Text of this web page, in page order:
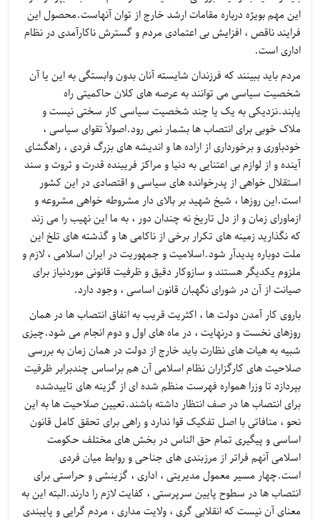
این مهم بویژه درباره مقامات ارشد خارج از توان آنهاست.محصول این
فرایند ناقص ، افزایش بی اعتمادی مردم و گسترش ناکارآمدی در نظام
اداری است.
مردم باید ببینند که فرزندان شایسته آنان بدون وابستگی به این یا آن
شخصیت سیاسی می توانند به عرصه های کلان حاکمیتی راه
یابند.نزدیکی به یک یا چند شخصیت سیاسی کار سختی نیست و
ملاک خوبی برای انتصاب ها بشمار نمی رود.اصولاً تقوای سیاسی ،
خودباوری و برخورداری از اراده ها و اندیشه های بزرگ فردی ، راهگشای
آینده و از لوازم بی اعتنایی به دنیا و مراکز فریبنده قدرت و ثروت و سند
استقلال خواهی از پدرخوانده های سیاسی و اقتصادی در این کشور
است.این روزها ، شیخ شهید بر بالای دار مشروطه خواهی مشروعه و
ازماورای زمان و از دل تاریخ نه چندان دور ، به ما این نهیب را می زند
که نگذارید زمینه های تکرار برخی از ناکامی ها و گذشته های تلخ این
ملت دوباره پدیدآر شود.اسلامیت و جمهوریت در ایران اسلامی ، لازم و
ملزوم یکدیگر هستند و سازوکار دقیق و ظرفیت قانونی موردنیاز برای
صیانت از آن در شورای نگهبان قانون اساسی ، وجود دارد.
باروی کار آمدن دولت ها ، اکثریت قریب به اتفاق انتصاب ها در همان
روزهای نخست و درنهایت ، در ماه های اول و دوم انجام می شود.چیزی
شبیه به هیات های نظارت باید خارج از دولت در همان زمان به بررسی
صلاحیت های کارگزاران نظام اسلامی آن هم براساس چندبرابر ظرفیت
بپردازد تا وزرا همواره فهرست منظم شده ای از گزینه های تاییدشده
برای انتصاب ها در صف انتظار داشته باشند.تعیین صلاحیت ها به این
نحو ، منافاتی با اصل تفکیک قوا ندارد و راهی برای تحقق کامل قانون
اساسی و پیگیری تمام حق الناس در بخش های مختلف حکومت
اسلامی آنهم فراتر از مرزبندی های جناحی و روابط میان فردی
است.چهار مسیر معمول مدیریتی ، اداری ، گزینشی و حراستی برای
انتصاب ها در سطوح پایین سرپرستی ، کفایت لازم را دارند.البته این به
معنای آن نیست که انقلابی گری ، ولایت مداری ، مردم گرایی و پایبندی